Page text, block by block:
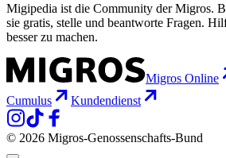
Migipedia ist die Community der Migros.
sie gratis, stelle und beantworte Fragen.
besser zu machen.
Migros Online
Cumulus
Kundendienst
© 2026 Migros-Genossenschafts-Bund